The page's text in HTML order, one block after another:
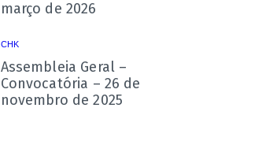
março de 2026
CHK
Assembleia Geral –
Convocatória – 26 de
novembro de 2025